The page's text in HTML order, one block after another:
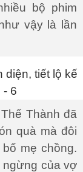
bộ phim
vậy là lần
Thành đã
quà mà đôi
mẹ chồng.
ngừng của vợ